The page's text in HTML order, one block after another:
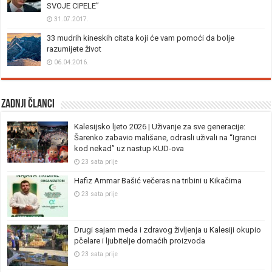
SVOJE CIPELE”
31.07.2017.
33 mudrih kineskih citata koji će vam pomoći da bolje
razumijete život
06.04.2016.
Zadnji članci
Kalesijsko ljeto 2026 | Uživanje za sve generacije:
Šarenko zabavio mališane, odrasli uživali na “Igranci
kod nekad” uz nastup KUD-ova
23 sata prije
Hafiz Ammar Bašić večeras na tribini u Kikačima
23 sata prije
Drugi sajam meda i zdravog življenja u Kalesiji okupio
pčelare i ljubitelje domaćih proizvoda
23 sata prije